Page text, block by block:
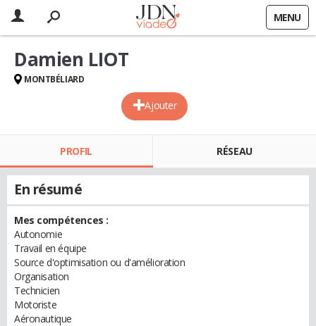
MENU
Ajouter
Damien LIOT
MONTBÉLIARD
PROFIL RÉSEAU
En résumé
Mes compétences :
Autonomie
Travail en équipe
Source d'optimisation ou d'amélioration
Organisation
Technicien
Motoriste
Aéronautique